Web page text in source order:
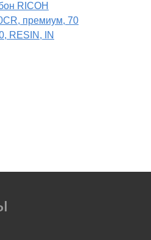
RICOH
премиум, 70
RESIN, IN